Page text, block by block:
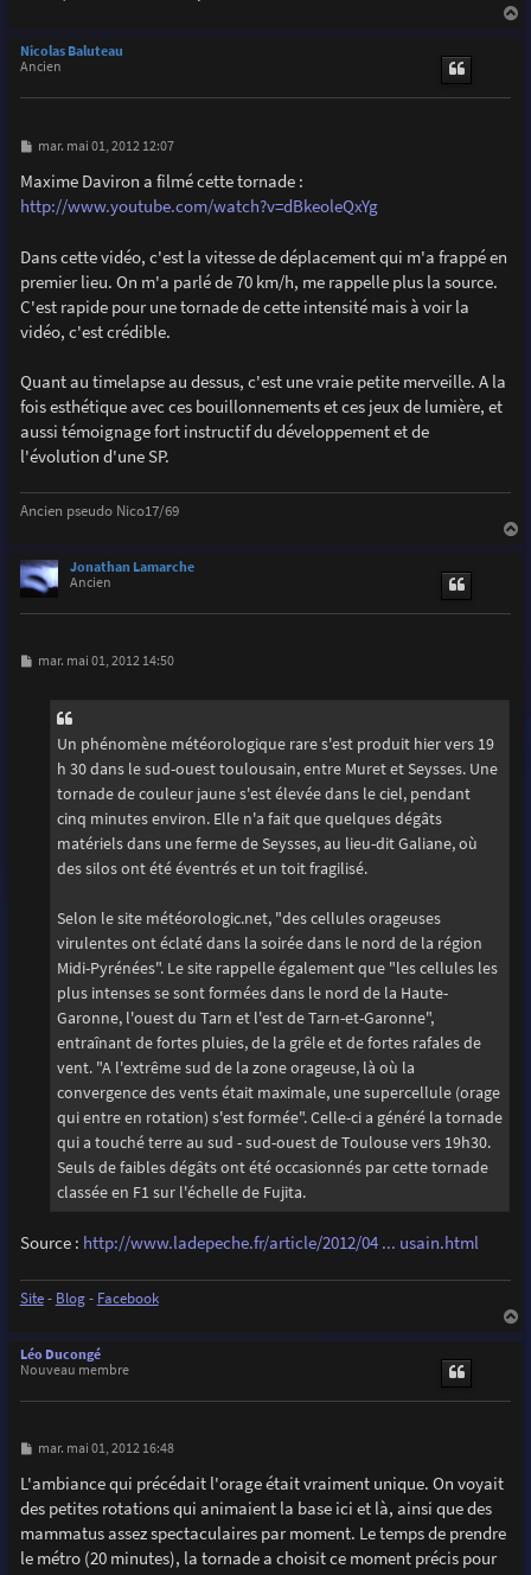
Nicolas Baluteau
Ancien
M
s
s
a
mar. mai 01, 2012 12:07
Maxime Daviron a filmé cette tornade :
http://www.youtube.com/watch?v=dBkeoleQxYg
Dans cette vidéo, c'est la vitesse de déplacement qui m'a frappé en
premier lieu. On m'a parlé de 70 km/h, me rappelle plus la source.
C'est rapide pour une tornade de cette intensité mais à voir la
vidéo, c'est crédible.
Quant au timelapse au dessus, c'est une vraie petite merveille. A la
fois esthétique avec ces bouillonnements et ces jeux de lumière, et
aussi témoignage fort instructif du développement et de
l'évolution d'une SP.
Ancien pseudo Nico17/69
Jonathan Lamarche
Ancien
M
mar. mai 01, 2012 14:50
Un phénomène météorologique rare s'est produit hier vers 19
h 30 dans le sud-ouest toulousain, entre Muret et Seysses. Une
tornade de couleur jaune s'est élevée dans le ciel, pendant
cinq minutes environ. Elle n'a fait que quelques dégâts
matériels dans une ferme de Seysses, au lieu-dit Galiane, où
des silos ont été éventrés et un toit fragilisé.
Selon le site météorologic.net, "des cellules orageuses
virulentes ont éclaté dans la soirée dans le nord de la région
Midi-Pyrénées". Le site rappelle également que "les cellules les
plus intenses se sont formées dans le nord de la Haute-
Garonne, l'ouest du Tarn et l'est de Tarn-et-Garonne",
entraînant de fortes pluies, de la grêle et de fortes rafales de
vent. "A l'extrême sud de la zone orageuse, là où la
convergence des vents était maximale, une supercellule (orage
qui entre en rotation) s'est formée". Celle-ci a généré la tornade
qui a touché terre au sud - sud-ouest de Toulouse vers 19h30.
Seuls de faibles dégâts ont été occasionnés par cette tornade
classée en F1 sur l'échelle de Fujita.
Source : http://www.ladepeche.fr/article/2012/04 ... usain.html
Site- Blog- Facebook
Léo Ducongé
Nouveau membre
M
s
s
a
e
mar. mai 01, 2012 16:48
L'ambiance qui précédait l'orage était vraiment unique. On voyait
des petites rotations qui animaient la base ici et là, ainsi que des
mammatus assez spectaculaires par moment. Le temps de prendre
le métro (20 minutes), la tornade a choisit ce moment précis pour